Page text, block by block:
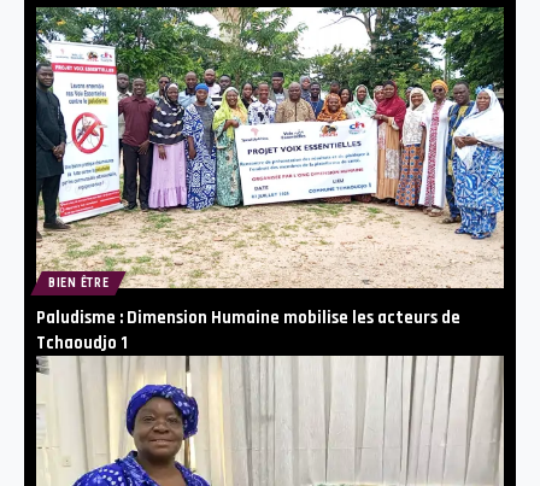
BIEN ÊTRE
Paludisme : Dimension Humaine mobilise les acteurs de
Tchaoudjo 1